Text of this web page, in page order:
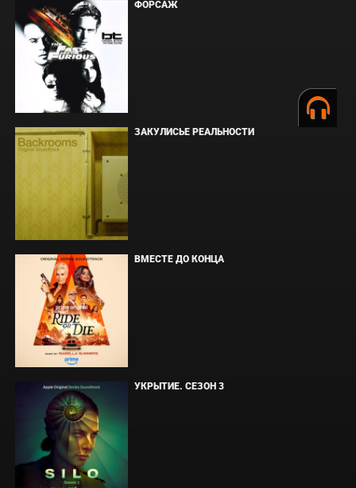
ФОРСАЖ
ЗАКУЛИСЬЕ РЕАЛЬНОСТИ
ВМЕСТЕ ДО КОНЦА
УКРЫТИЕ. СЕЗОН 3